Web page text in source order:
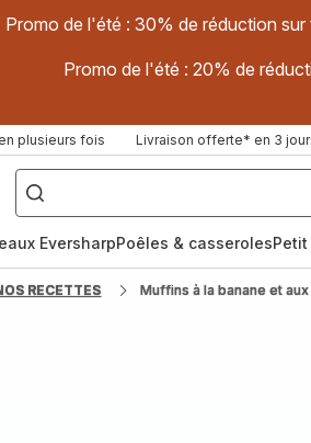
Promo de l'été : 30% de réduction
Promo de l'été : 20% de
plusieurs fois Livraison offerte* en 3
["Poêles
inox,
Cake
Factory,
EversharpPoêles & casseroles
RECETTES Muffins à la banane et